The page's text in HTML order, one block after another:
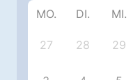
MO. DI. MI.
27 28 29